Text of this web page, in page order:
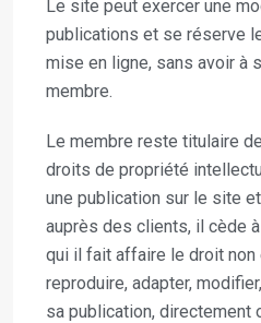
Le site peut exercer une
publications et se réserve
mise en ligne, sans avoir à
membre.
Le membre reste titulaire
droits de propriété
une publication sur le site
auprès des clients, il cède
qui il fait affaire le droit
reproduire, adapter,
sa publication, directement